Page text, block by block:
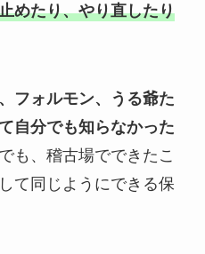
めたり、やり直したり
フォルモン、うる爺た
自分でも知らなかった
も、稽古場でできたこ
て同じようにできる保